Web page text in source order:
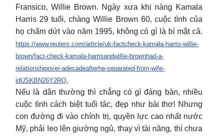
Fransico, Willie Brown. Ngày xưa khi nàng Kamala
Harris 29 tuổi, chàng Willie Brown 60, cuộc tình của
họ chấm dứt vào năm 1995, không có gì là bí mật cả.
https://www.reuters.com/article/uk-factcheck-kamala-harris-willie-
brown/fact-check-kamala-harrisandwillie-brownhad-a-
relationshipover-adecadeafterhe-separated-from-wife-
idUSKBN26Y2RQ.
Nếu là dân thường thì chẳng có gì đáng bàn, nhiều
cuộc tình cách biệt tuổi tác, đẹp như bài thơ! Nhưng
con đường đi vào chính trị, quyền lực cao nhất nước
Mỹ, phải leo lên giường ngủ, thay vì tài năng, thì chưa